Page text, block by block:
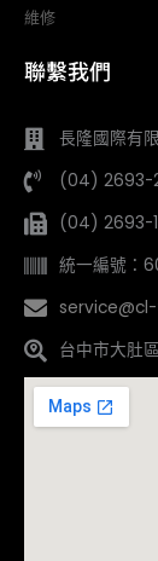
維修
聯繫我們
長隆國際有
(04) 2693-
(04) 2693-
統一編號：
台中市大肚